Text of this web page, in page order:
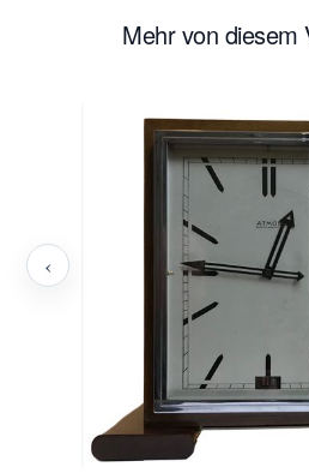
Mehr von diesem
‹